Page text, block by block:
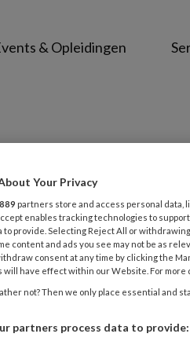
& Opleidingen
op hoe iemand met
comfort zijn belangrijk,
In dit thema vind je
Your Privacy
889 partners store and access personal data,
enables tracking technologies to
to provide. Selecting Reject All or
content and ads you see may not be as
consent at any time by clicking the
will have effect within our Website. For more
not? Then we only place essential and
partners process data to provide: